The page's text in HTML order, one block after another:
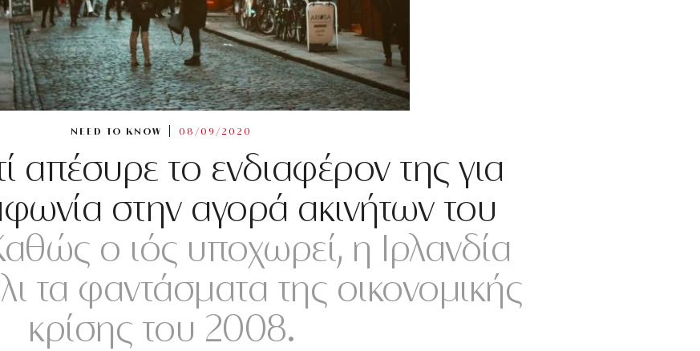
NEED TO KNOW 08/09/2020
απέσυρε το ενδιαφέρον της για
στην αγορά ακινήτων του
ο ιός υποχωρεί, η Ιρλανδία
τα φαντάσματα της οικονομικής
κρίσης του 2008.